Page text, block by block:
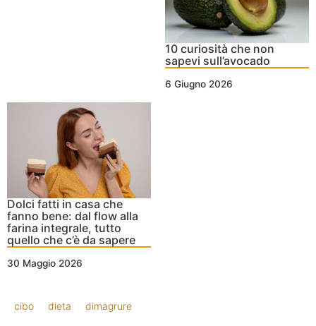
10 curiosità che non
sapevi sull’avocado
6 Giugno 2026
Dolci fatti in casa che
fanno bene: dal flow alla
farina integrale, tutto
quello che c’è da sapere
30 Maggio 2026
cibo dieta dimagrure